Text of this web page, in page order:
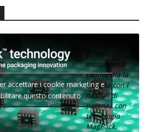
Texas
Instruments
raddoppia la
densità con i
moduli di
potenza con
tecnologia
MagPack.
accettare i cookie marketing e
questo contenuto